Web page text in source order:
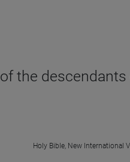
of the
Holy Bible, New International